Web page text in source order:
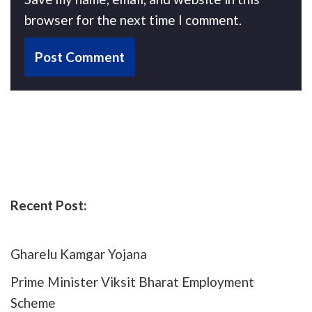
browser for the next time I comment.
Recent Post:
Gharelu Kamgar Yojana
Prime Minister Viksit Bharat Employment
Scheme